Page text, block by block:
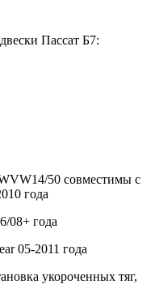
Пассат Б7:
50 совместимы с
года
08+ года
05-2011 года
укороченных тяг,